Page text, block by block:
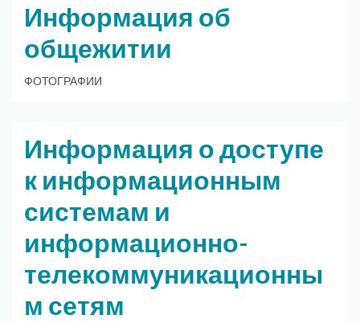
Информация об
общежитии
ФОТОГРАФИИ
Информация о доступе
к информационным
системам и
информационно-
телекоммуникационны
м сетям